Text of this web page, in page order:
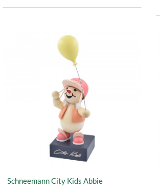
Schneemann City Kids Abbie